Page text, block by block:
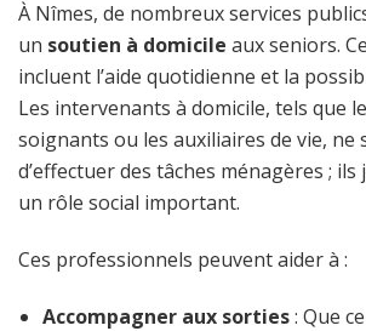
À Nîmes, de nombreux services
un soutien à domicile aux seniors.
incluent l’aide quotidienne et la
Les intervenants à domicile, tels que
soignants ou les auxiliaires de vie, ne
d’effectuer des tâches ménagères ;
un rôle social important.
Ces professionnels peuvent aider à :
Accompagner aux sorties: Que